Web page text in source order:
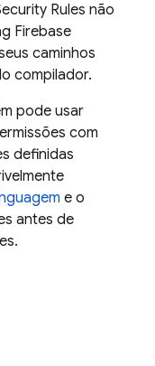
Rules não
Firebase
caminhos
compilador.
pode usar
com
definidas
e o
antes de
.